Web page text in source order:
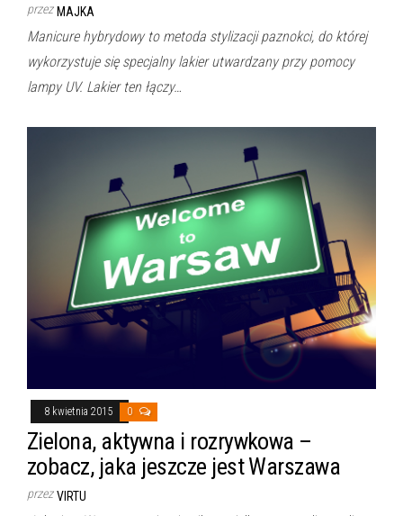
przez MAJKA
Manicure hybrydowy to metoda stylizacji paznokci, do której
wykorzystuje się specjalny lakier utwardzany przy pomocy
lampy UV. Lakier ten łączy…
8 kwietnia 2015 0
Zielona, aktywna i rozrywkowa –
zobacz, jaka jeszcze jest Warszawa
przez VIRTU